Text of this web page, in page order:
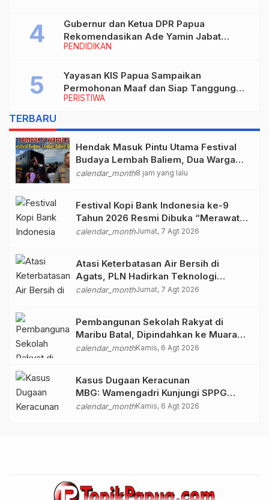
PENDIDIKAN
Gubernur dan Ketua DPR Papua
Rekomendasikan Ade Yamin Jabat
Rektor IAIN Fattahul Muluk Papua
PERISTIWA
Yayasan KIS Papua Sampaikan
Permohonan Maaf dan Siap Tanggung
Biaya Korban Dugaan Keracunan MBG di
TERBARU
Hendak Masuk Pintu Utama Festival
Budaya Lembah Baliem, Dua Warga
Sipil Ditembak OTK
calendar_month8 jam yang lalu
Festival Kopi Bank Indonesia ke-9
Tahun 2026 Resmi Dibuka “Merawat
Warisan, Membangun Masa Depan
calendar_monthJumat, 7 Agt 2026
Atasi Keterbatasan Air Bersih di
Agats, PLN Hadirkan Teknologi
Desalinasi untuk Masjid Saiful Al-
calendar_monthJumat, 7 Agt 2026
Pembangunan Sekolah Rakyat di
Maribu Batal, Dipindahkan ke Muara
Tami, Ini Sebabnya
calendar_monthKamis, 6 Agt 2026
Kasus Dugaan Keracunan
MBG: Wamengadri Kunjungi SPPG
Yayasan KIS Papua, Ini yang
calendar_monthKamis, 6 Agt 2026